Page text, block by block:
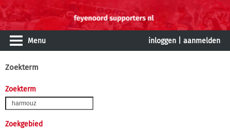
Menu inloggen aanmelden
Zoekterm
Zoekterm
Zoekgebied